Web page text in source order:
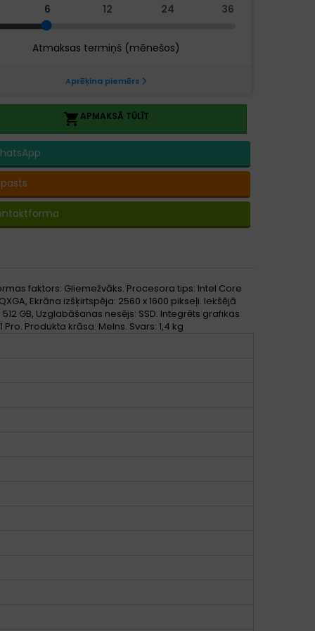
APMAKSĀ TŪLĪT
faktors: Gliemežvāks. Procesora tips: Intel Core
Ekrāna izšķirtspēja: 2560 x 1600 pikseļi. Iekšējā
GB, Uzglabāšanas nesējs: SSD. Integrēts grafikas
Produkta krāsa: Melns. Svars: 1,4 kg